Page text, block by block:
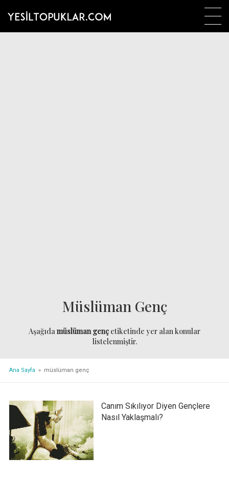
Müslüman Genç
Aşağıdamüslüman gençetiketinde yer alan konular
listelenmiştir.
Ana Sayfa » müslüman genç
Canım Sıkılıyor Diyen Gençlere
Nasıl Yaklaşmalı?